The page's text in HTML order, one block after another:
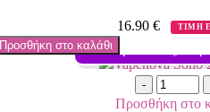
16.90 € ΤΙΜΗ
Προσθήκη στο καλάθιΓεύση: Καπνός,
Προσθήκη στο